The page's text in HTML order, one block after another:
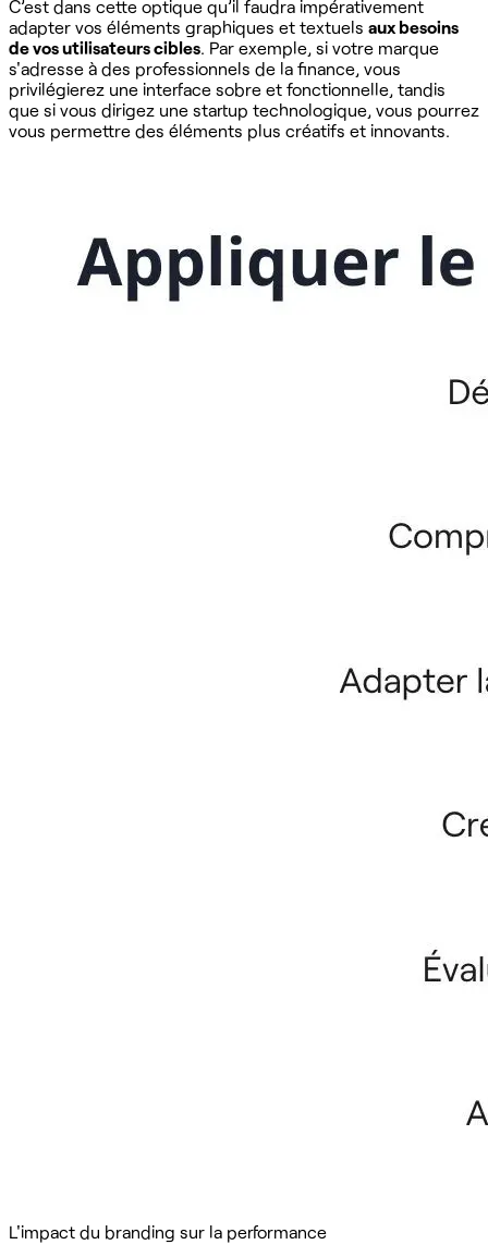
C’est dans cette optique qu’il faudra impérativement
adapter vos éléments graphiques et textuels aux besoins
de vos utilisateurs cibles. Par exemple, si votre marque
s'adresse à des professionnels de la finance, vous
privilégierez une interface sobre et fonctionnelle, tandis
que si vous dirigez une startup technologique, vous pourrez
vous permettre des éléments plus créatifs et innovants.
L'impact du branding sur la performance